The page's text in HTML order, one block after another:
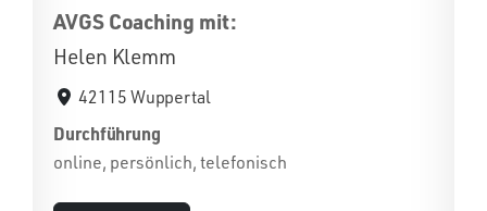
AVGS Coaching mit:
Helen Klemm
42115 Wuppertal
Durchführung
online, persönlich, telefonisch